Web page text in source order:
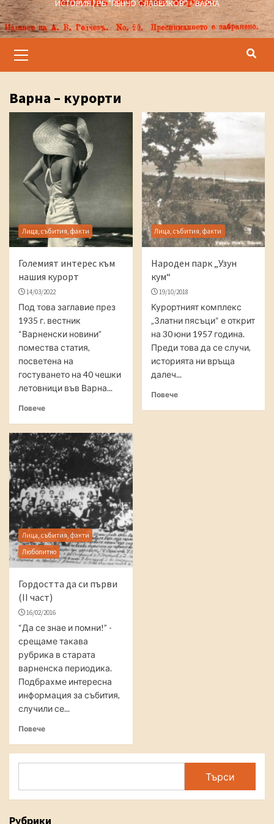
ИСТОРИЯ | РБ "ПЕНЧО СЛАВЕЙКОВ" – ВАРНА
Menu
Варна – курорти
Лица, събития, факти
Големият интерес към
нашия курорт
14/03/2022
Под това заглавие през
1935 г. вестник
“Варненски новини”
помества статия,
посветена на
гостуването на 40 чешки
летовници във Варна...
Повече
Лица, събития, факти
Народен парк „Узун
кум“
19/10/2018
Курортният комплекс
„Златни пясъци“ е открит
на 30 юни 1957 година.
Преди това да се случи,
историята ни връща
далеч...
Повече
Лица, събития, факти
Любопитно
Гордостта да си първи
(II част)
16/02/2016
“Да се знае и помни!” -
срещаме такава
рубрика в старата
варненска периодика.
Подбрахме интересна
информация за събития,
случили се...
Повече
Търси
Рубрики